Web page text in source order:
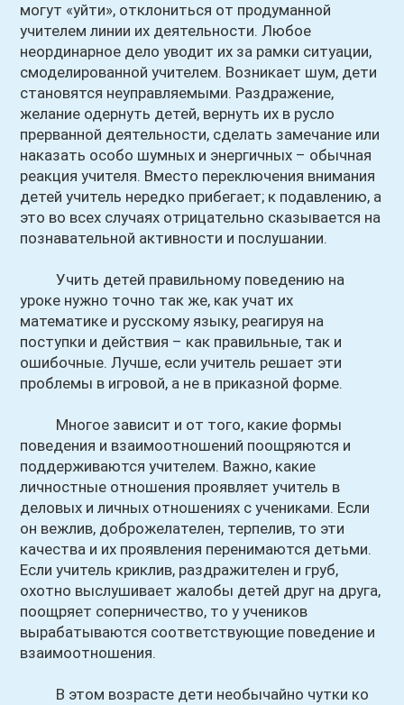
могут «уйти», отклониться от продуманной
учителем линии их деятельности. Любое
неординарное дело уводит их за рамки ситуации,
смоделированной учителем. Возникает шум, дети
становятся неуправляемыми. Раздражение,
желание одернуть детей, вернуть их в русло
прерванной деятельности, сделать замечание или
наказать особо шумных и энергичных – обычная
реакция учителя. Вместо переключения внимания
детей учитель нередко прибегает; к подавлению, а
это во всех случаях отрицательно сказывается на
познавательной активности и послушании.
Учить детей правильному поведению на
уроке нужно точно так же, как учат их
математике и русскому языку, реагируя на
поступки и действия – как правильные, так и
ошибочные. Лучше, если учитель решает эти
проблемы в игровой, а не в приказной форме.
Многое зависит и от того, какие формы
поведения и взаимоотношений поощряются и
поддерживаются учителем. Важно, какие
личностные отношения проявляет учитель в
деловых и личных отношениях с учениками. Если
он вежлив, доброжелателен, терпелив, то эти
качества и их проявления перенимаются детьми.
Если учитель криклив, раздражителен и груб,
охотно выслушивает жалобы детей друг на друга,
поощряет соперничество, то у учеников
вырабатываются соответствующие поведение и
взаимоотношения.
В этом возрасте дети необычайно чутки ко